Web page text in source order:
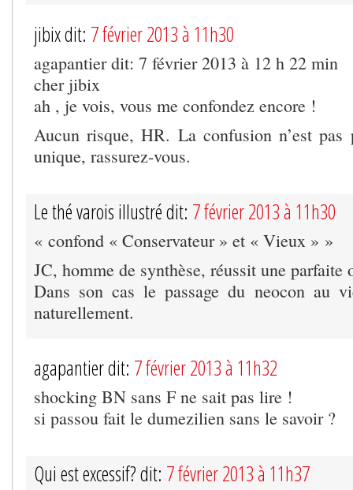
jibix dit: 7 février 2013 à 11h30
agapantier dit: 7 février 2013 à 12 h 22 min
cher jibix
ah , je vois, vous me confondez encore !
Aucun risque, HR. La confusion n’est pas
unique, rassurez-vous.
Le thé varois illustré dit: 7 février 2013 à 11h30
« confond « Conservateur » et « Vieux » »
JC, homme de synthèse, réussit une parfaite
Dans son cas le passage du neocon au
naturellement.
agapantier dit: 7 février 2013 à 11h32
shocking BN sans F ne sait pas lire !
si passou fait le dumezilien sans le savoir ?
Qui est excessif? dit: 7 février 2013 à 11h37